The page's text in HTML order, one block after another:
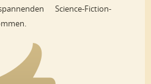
Science-Fiction-